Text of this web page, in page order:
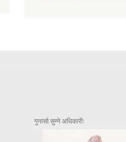
गुनासो सुन्ने अधिकारीः